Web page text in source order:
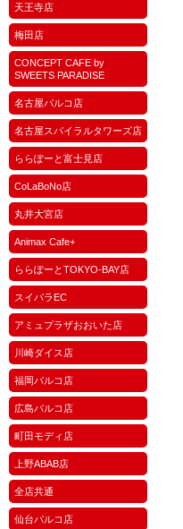
天王寺店
梅田店
CONCEPT CAFE by
SWEETS PARADISE
名古屋パルコ店
名古屋スパイラルタワーズ店
ららぽーと富士見店
CoLaBoNo店
丸井大宮店
Animax Cafe+
ららぽーとTOKYO-BAY店
スイパラEC
アミュプラザおおいた店
川崎ダイス店
福岡パルコ店
広島パルコ店
町田モディ店
上野ABAB店
全店共通
仙台パルコ店